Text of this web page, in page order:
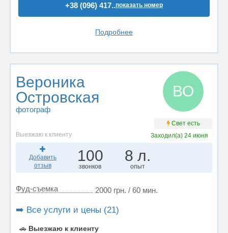
+38 (096) 417..показать номер
Подробнее
Вероника
Островская
фотограф
ВО
Свет есть
Выезжаю к клиенту
Заходил(а)24 июня
Добавить
отзыв
100
звонков
8 л.
опыт
Фуд-съемка 2000 грн. / 60 мин.
➡️ Все услуги и цены (21)
🚗 Выезжаю к клиенту